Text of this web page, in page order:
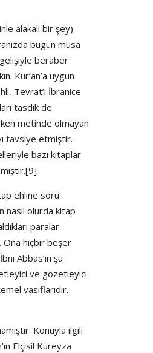
alakalı bir şey)
bugün musa
beraber
Kur’an’a uygun
Tevrat’ı İbranice
tasdik de
metinde olmayan
tavsiye etmiştir.
bazı kitaplar
ehline soru
nasıl olurda kitap
paralar
Ona hiçbir beşer
Abbas’ın şu
ve gözetleyici
vasıflarıdır.
Konuyla ilgili
Elçisi! Kureyza